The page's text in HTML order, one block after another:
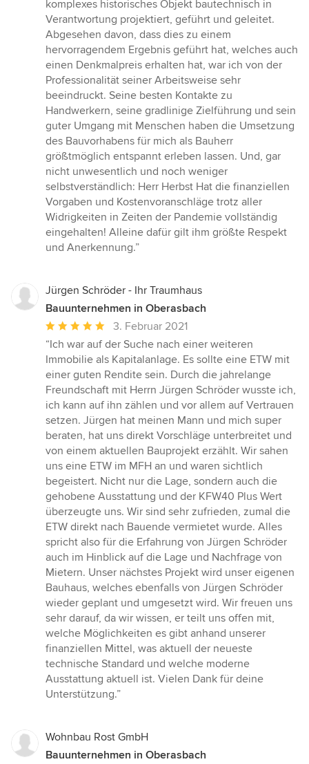
von
5
Sternen
komplexes historisches Objekt bautechnisch in
Verantwortung projektiert, geführt und geleitet.
Abgesehen davon, dass dies zu einem
hervorragendem Ergebnis geführt hat, welches auch
einen Denkmalpreis erhalten hat, war ich von der
Professionalität seiner Arbeitsweise sehr
beeindruckt. Seine besten Kontakte zu
Handwerkern, seine gradlinige Zielführung und sein
guter Umgang mit Menschen haben die Umsetzung
des Bauvorhabens für mich als Bauherr
größtmöglich entspannt erleben lassen. Und, gar
nicht unwesentlich und noch weniger
selbstverständlich: Herr Herbst Hat die finanziellen
Vorgaben und Kostenvoranschläge trotz aller
Widrigkeiten in Zeiten der Pandemie vollständig
eingehalten! Alleine dafür gilt ihm größte Respekt
und Anerkennung.”
Jürgen Schröder - Ihr Traumhaus
Bauunternehmen in Oberasbach
Durchschnittliche
Bewertung:
5
von
5
Sternen
3. Februar 2021
“Ich war auf der Suche nach einer weiteren
Immobilie als Kapitalanlage. Es sollte eine ETW mit
einer guten Rendite sein. Durch die jahrelange
Freundschaft mit Herrn Jürgen Schröder wusste ich,
ich kann auf ihn zählen und vor allem auf Vertrauen
setzen. Jürgen hat meinen Mann und mich super
beraten, hat uns direkt Vorschläge unterbreitet und
von einem aktuellen Bauprojekt erzählt. Wir sahen
uns eine ETW im MFH an und waren sichtlich
begeistert. Nicht nur die Lage, sondern auch die
gehobene Ausstattung und der KFW40 Plus Wert
überzeugte uns. Wir sind sehr zufrieden, zumal die
ETW direkt nach Bauende vermietet wurde. Alles
spricht also für die Erfahrung von Jürgen Schröder
auch im Hinblick auf die Lage und Nachfrage von
Mietern. Unser nächstes Projekt wird unser eigenen
Bauhaus, welches ebenfalls von Jürgen Schröder
wieder geplant und umgesetzt wird. Wir freuen uns
sehr darauf, da wir wissen, er teilt uns offen mit,
welche Möglichkeiten es gibt anhand unserer
finanziellen Mittel, was aktuell der neueste
technische Standard und welche moderne
Ausstattung aktuell ist. Vielen Dank für deine
Unterstützung.”
Wohnbau Rost GmbH
Bauunternehmen in Oberasbach